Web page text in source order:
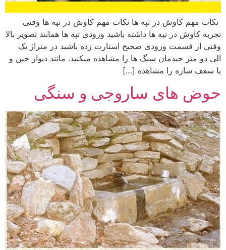
نکات مهم کاوش در تپه ها نکات مهم کاوش در تپه ها وقتی
تجربه کاوش در تپه ها داشته باشید ورودی تپه ها همانند تصویر بالا
وقتی از قسمت ورودی صحیح استارت زده باشید در متراژ یک
الی دو متر چیدمان سنگ ها را مشاهده میکنید. مانند دیوار چین و
یا سقف سازه را مشاهده […]
حوض های ساروجی و سنگی